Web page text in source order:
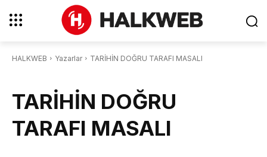
HALKWEB Yazarlar TARİHİN DOĞRU TARAFI MASALI
TARİHİN DOĞRU
TARAFI MASALI